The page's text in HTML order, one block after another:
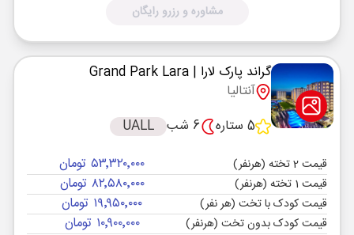
مشاوره و رزرو رایگان
گراند پارک لارا | Grand Park Lara
آنتالیا
5 ستاره
6 شب UALL
قیمت 2 تخته (هرنفر) ۵۳٬۳۲۰٬۰۰۰ تومان
قیمت 1 تخته (هرنفر) ۸۲٬۵۸۰٬۰۰۰ تومان
قیمت کودک با تخت (هر نفر) ۱۹٬۹۵۰٬۰۰۰ تومان
قیمت کودک بدون تخت (هرنفر) ۱۰٬۹۰۰٬۰۰۰ تومان